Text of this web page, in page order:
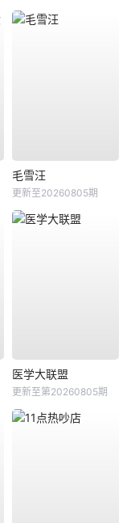
毛雪汪
更新至20260805期
医学大联盟
更新至第20260805期